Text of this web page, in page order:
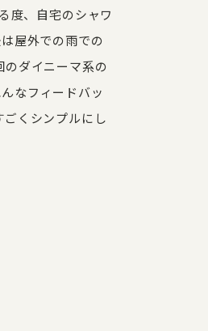
度、自宅のシャワ
屋外での雨での
ダイニーマ系の
なフィードバッ
くシンプルにし